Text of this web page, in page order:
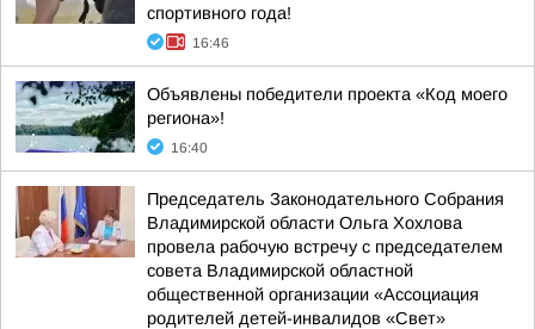
спортивного года!
16:46
Объявлены победители проекта «Код моего
региона»!
16:40
Председатель Законодательного Собрания
Владимирской области Ольга Хохлова
провела рабочую встречу с председателем
совета Владимирской областной
общественной организации «Ассоциация
родителей детей-инвалидов «Свет»